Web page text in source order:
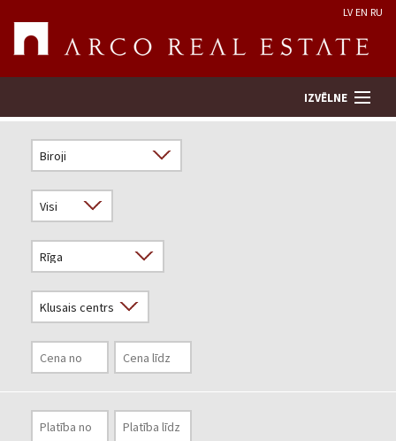
LV EN RU
IZVĒLNE
Novērtēt īpašumu
Uzņēmums
Pakalpojumi
Kontakti